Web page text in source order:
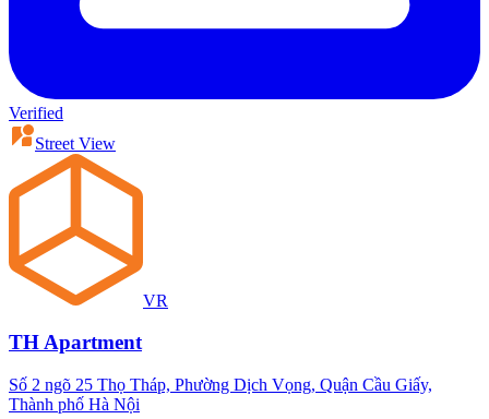
Verified
Street View
VR
TH Apartment
Số 2 ngõ 25 Thọ Tháp, Phường Dịch Vọng, Quận Cầu Giấy,
Thành phố Hà Nội